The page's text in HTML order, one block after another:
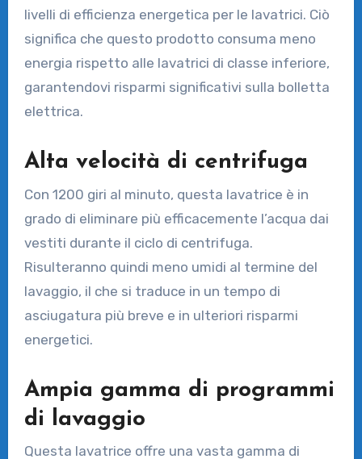
livelli di efficienza energetica per le lavatrici. Ciò
significa che questo prodotto consuma meno
energia rispetto alle lavatrici di classe inferiore,
garantendovi risparmi significativi sulla bolletta
elettrica.
Alta velocità di centrifuga
Con 1200 giri al minuto, questa lavatrice è in
grado di eliminare più efficacemente l’acqua dai
vestiti durante il ciclo di centrifuga.
Risulteranno quindi meno umidi al termine del
lavaggio, il che si traduce in un tempo di
asciugatura più breve e in ulteriori risparmi
energetici.
Ampia gamma di programmi
di lavaggio
Questa lavatrice offre una vasta gamma di